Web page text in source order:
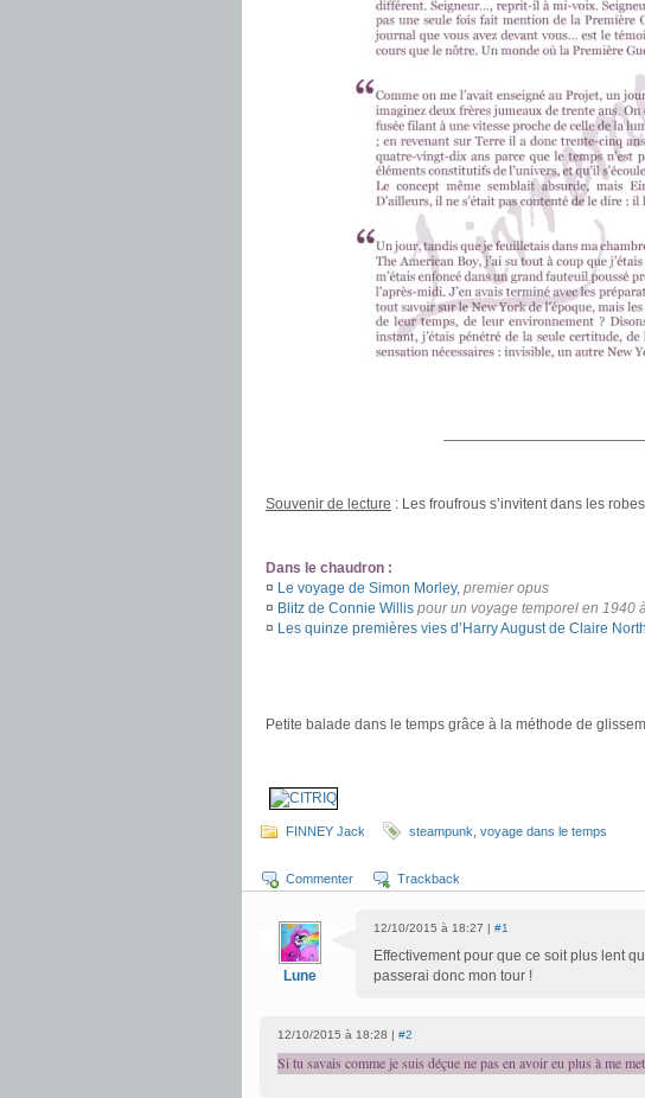
Souvenir de lecture : Les froufrous s’invitent dans les robes
Dans le chaudron :
¤ Le voyage de Simon Morley, premier opus
¤ Blitz de Connie Willis pour un voyage temporel en 1940
¤ Les quinze premières vies d’Harry August de Claire North
Petite balade dans le temps grâce à la méthode de
FINNEY Jack steampunk voyage dans le temps
Commenter Trackback
Lune
12/10/2015 à 18:27 | #1
Effectivement pour que ce soit plus lent
passerai donc mon tour !
12/10/2015 à 18:28 | #2
Si tu savais comme je suis déçue ne pas en avoir eu plus à me